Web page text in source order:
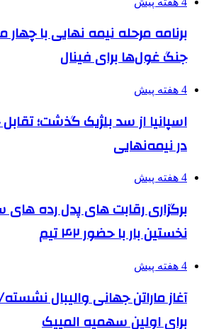
برنامه مرحله نیمه نهایی با
جنگ غول‌ها برای فینال
4 هفته پیش
اسپانیا از سد بلژیک گذشت؛
در نیمه‌نهایی
4 هفته پیش
برگزاری رقابت های پدل رده های
نخستین بار با حضور ۴۲ تیم
4 هفته پیش
آغاز ماراتن جهانی والیبال نشسته/
برای اولین سهمیه المپیک